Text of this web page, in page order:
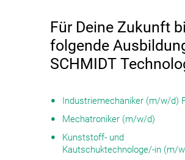
Für Deine Zukunft
folgende
SCHMIDT
Industriemechaniker (m/w/d)
Mechatroniker (m/w/d)
Kunststoff- und
Kautschuktechnologe/-in (m/